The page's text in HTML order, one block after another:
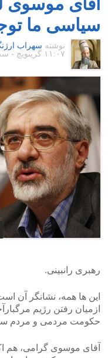
سیاسی ما
نوشته سهراب
۱۱:۰۷ گرينويچ - سه شنبه ۱۳ مرداد ۱۳۸۸
رهبری رانبینی.
این ها همه، نشانگر آن
ازمیان رفتن رژیم
حکومت مردمی و مردم
آقای موسوی گرامی، هم